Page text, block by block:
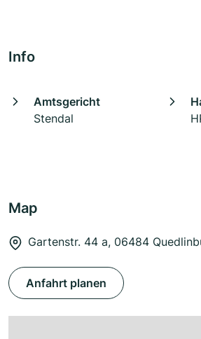
Info
Amtsgericht
Stendal
Map
Gartenstr. 44 a, 06484
Anfahrt planen